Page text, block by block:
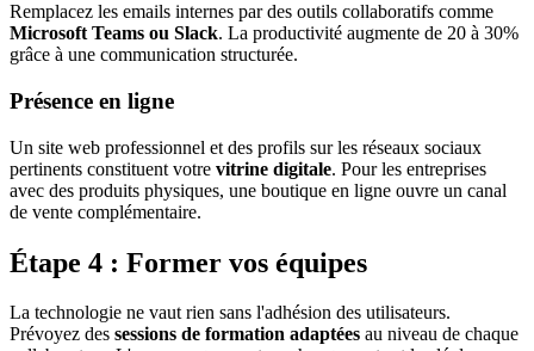
Remplacez les emails internes par des outils collaboratifs comme
Microsoft Teams ou Slack. La productivité augmente de 20 à 30%
grâce à une communication structurée.
Présence en ligne
Un site web professionnel et des profils sur les réseaux sociaux
pertinents constituent votre vitrine digitale. Pour les entreprises
avec des produits physiques, une boutique en ligne ouvre un canal
de vente complémentaire.
Étape 4 : Former vos équipes
La technologie ne vaut rien sans l'adhésion des utilisateurs.
Prévoyez des sessions de formation adaptées au niveau de chaque